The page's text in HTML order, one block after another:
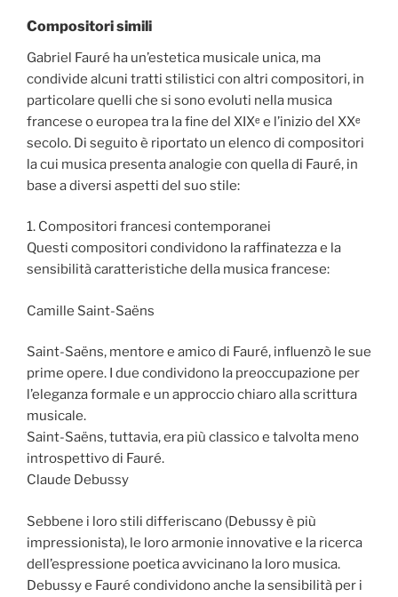
Compositori simili
Gabriel Fauré ha un’estetica musicale unica, ma
condivide alcuni tratti stilistici con altri compositori, in
particolare quelli che si sono evoluti nella musica
francese o europea tra la fine del XIXᵉ e l’inizio del XXᵉ
secolo. Di seguito è riportato un elenco di compositori
la cui musica presenta analogie con quella di Fauré, in
base a diversi aspetti del suo stile:
1. Compositori francesi contemporanei
Questi compositori condividono la raffinatezza e la
sensibilità caratteristiche della musica francese:
Camille Saint-Saëns
Saint-Saëns, mentore e amico di Fauré, influenzò le sue
prime opere. I due condividono la preoccupazione per
l’eleganza formale e un approccio chiaro alla scrittura
musicale.
Saint-Saëns, tuttavia, era più classico e talvolta meno
introspettivo di Fauré.
Claude Debussy
Sebbene i loro stili differiscano (Debussy è più
impressionista), le loro armonie innovative e la ricerca
dell’espressione poetica avvicinano la loro musica.
Debussy e Fauré condividono anche la sensibilità per i